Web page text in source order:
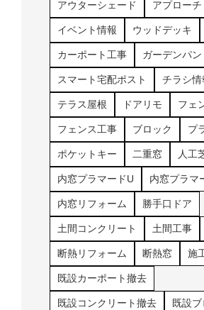
アウターシェード アプローチ
イベント情報 ウッドデッキ
カーポート工事 ガーデンパン
スマート宅配ポスト チラシ情
テラス屋根 ドアリモ フェ
フェンス工事 ブロック プ
ポケットキー 二重窓 人工
内窓プラマードU 内窓プラマ
内窓リフォーム 勝手口ドア
土間コンクリート 土間工事
断熱リフォーム 断熱窓 施
既設カーポート撤去
既設コンクリート撤去 既設